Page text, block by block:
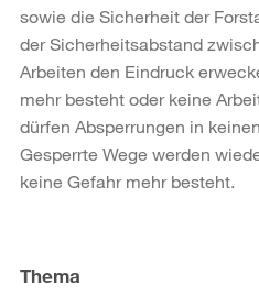
sowie die Sicherheit der
der Sicherheitsabstand
Arbeiten den Eindruck
mehr besteht oder keine
dürfen Absperrungen in
Gesperrte Wege werden
keine Gefahr mehr besteht.
Informationen
Thema